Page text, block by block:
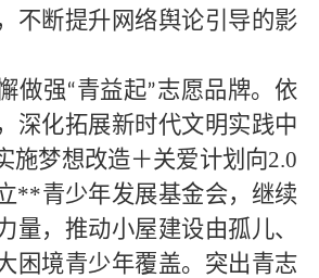
不断提升网络舆论引导的影
做强“青益起”志愿品牌。依
深化拓展新时代文明实践中
施梦想改造＋关爱计划向2.0
**青少年发展基金会，继续
量，推动小屋建设由孤儿、
困境青少年覆盖。突出青志